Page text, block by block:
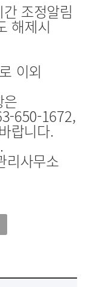
조정알림
해제시
이외
650-1672,
랍니다.
무소